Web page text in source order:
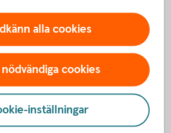
alla cookies
nödvändiga cookies
inställningar